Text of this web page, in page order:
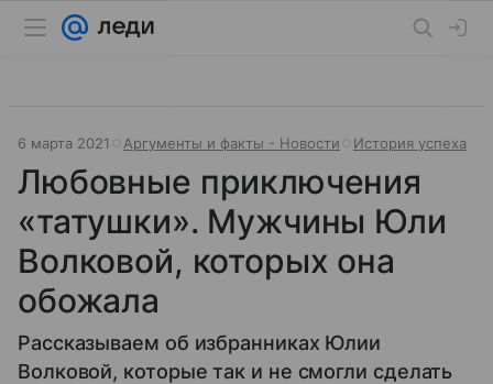
6 марта 2021 Аргументы и факты - Новости История успеха
Любовные приключения
«татушки». Мужчины Юли
Волковой, которых она
обожала
Рассказываем об избранниках Юлии
Волковой, которые так и не смогли сделать